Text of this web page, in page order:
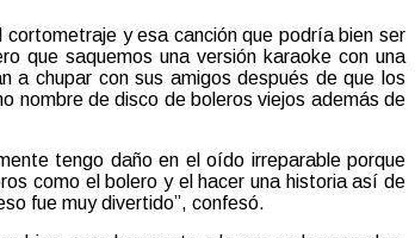
y esa canción que podría bien ser
que saquemos una versión karaoke con una
a chupar con sus amigos después de que los
nombre de disco de boleros viejos además de
tengo daño en el oído irreparable porque
como el bolero y el hacer una historia así de
fue muy divertido”, confesó.